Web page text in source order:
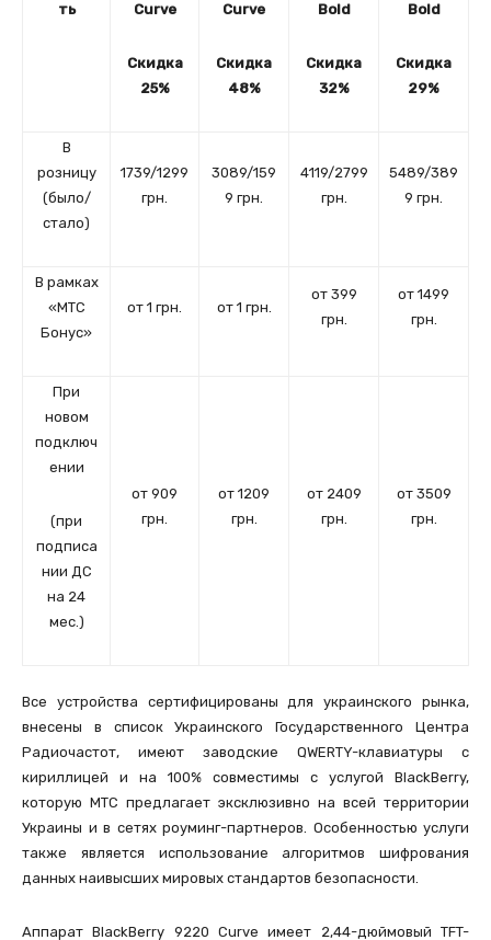
ть
Curve
Скидка
25%
Curve
Скидка
48%
Bold
Скидка
32%
Bold
Скидка
29%
В
розницу
(было/
стало)
1739/1299
грн.
3089/159
9 грн.
4119/2799
грн.
5489/389
9 грн.
В рамках
«МТС
Бонус»
от 1 грн. от 1 грн.
от 399
грн.
от 1499
грн.
При
новом
подключ
ении
(при
подписа
нии ДС
на 24
мес.)
от 909
грн.
от 1209
грн.
от 2409
грн.
от 3509
грн.
Все устройства сертифицированы для украинского рынка,
внесены в список Украинского Государственного Центра
Радиочастот, имеют заводские QWERTY-клавиатуры с
кириллицей и на 100% совместимы с услугой BlackBerry,
которую МТС предлагает эксклюзивно на всей территории
Украины и в сетях роуминг-партнеров. Особенностью услуги
также является использование алгоритмов шифрования
данных наивысших мировых стандартов безопасности.
Аппарат BlackBerry 9220 Curve имеет 2,44-дюймовый TFT-